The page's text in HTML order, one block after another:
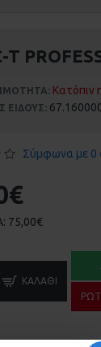
Κατόπιν
ΕΊΔΟΥΣ:
Σύμφωνα με 0
75,00€
ΚΑΛΆΘΙ